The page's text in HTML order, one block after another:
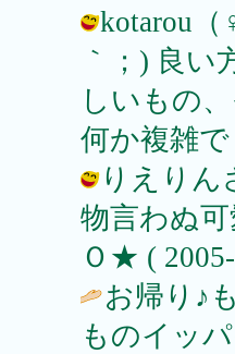
kotarou
｀；) 良
しいもの
何か複雑
りえりん
物言わぬ
Ｏ★ (
お帰り♪
ものイッ